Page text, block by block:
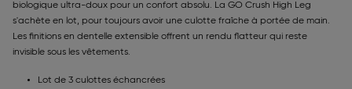
biologique ultra-doux pour un confort absolu. La GO Crush High Leg
s'achète en lot, pour toujours avoir une culotte fraîche à portée de main.
Les finitions en dentelle extensible offrent un rendu flatteur qui reste
invisible sous les vêtements.
Lot de 3 culottes échancrées